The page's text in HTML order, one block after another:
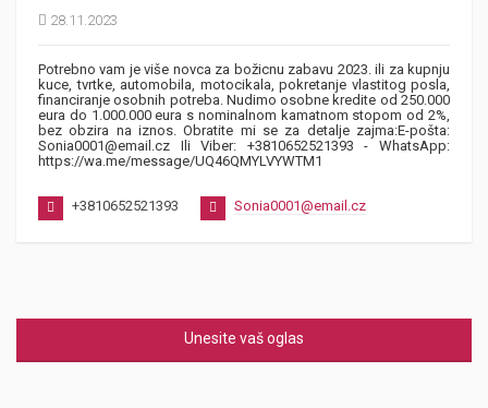
28.11.2023
Potrebno vam je više novca za božicnu zabavu 2023. ili za kupnju
kuce, tvrtke, automobila, motocikala, pokretanje vlastitog posla,
financiranje osobnih potreba. Nudimo osobne kredite od 250.000
eura do 1.000.000 eura s nominalnom kamatnom stopom od 2%,
bez obzira na iznos. Obratite mi se za detalje zajma:E-pošta:
Sonia0001@email.cz Ili Viber: +3810652521393 - WhatsApp:
https://wa.me/message/UQ46QMYLVYWTM1
+3810652521393 Sonia0001@email.cz
Unesite vaš oglas